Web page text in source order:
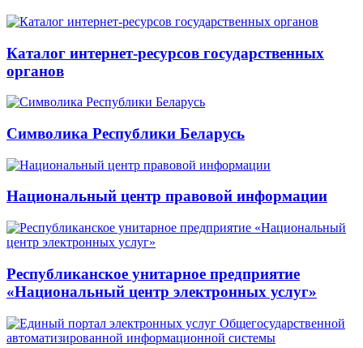
Каталог интернет-ресурсов государственных
органов
Символика Республики Беларусь
Национальный центр правовой информации
Республиканское унитарное предприятие
«Национальный центр электронных услуг»